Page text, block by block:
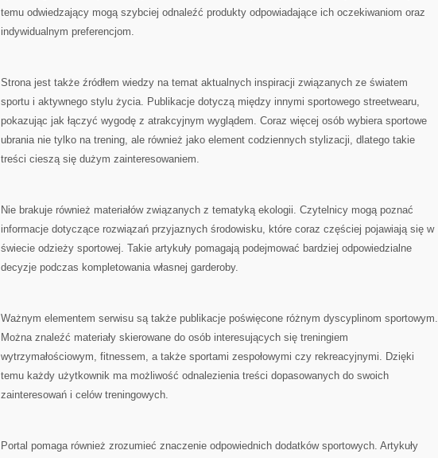
temu odwiedzający mogą szybciej odnaleźć produkty odpowiadające ich oczekiwaniom oraz
indywidualnym preferencjom.
Strona jest także źródłem wiedzy na temat aktualnych inspiracji związanych ze światem
sportu i aktywnego stylu życia. Publikacje dotyczą między innymi sportowego streetwearu,
pokazując jak łączyć wygodę z atrakcyjnym wyglądem. Coraz więcej osób wybiera sportowe
ubrania nie tylko na trening, ale również jako element codziennych stylizacji, dlatego takie
treści cieszą się dużym zainteresowaniem.
Nie brakuje również materiałów związanych z tematyką ekologii. Czytelnicy mogą poznać
informacje dotyczące rozwiązań przyjaznych środowisku, które coraz częściej pojawiają się w
świecie odzieży sportowej. Takie artykuły pomagają podejmować bardziej odpowiedzialne
decyzje podczas kompletowania własnej garderoby.
Ważnym elementem serwisu są także publikacje poświęcone różnym dyscyplinom sportowym.
Można znaleźć materiały skierowane do osób interesujących się treningiem
wytrzymałościowym, fitnessem, a także sportami zespołowymi czy rekreacyjnymi. Dzięki
temu każdy użytkownik ma możliwość odnalezienia treści dopasowanych do swoich
zainteresowań i celów treningowych.
Portal pomaga również zrozumieć znaczenie odpowiednich dodatków sportowych. Artykuły